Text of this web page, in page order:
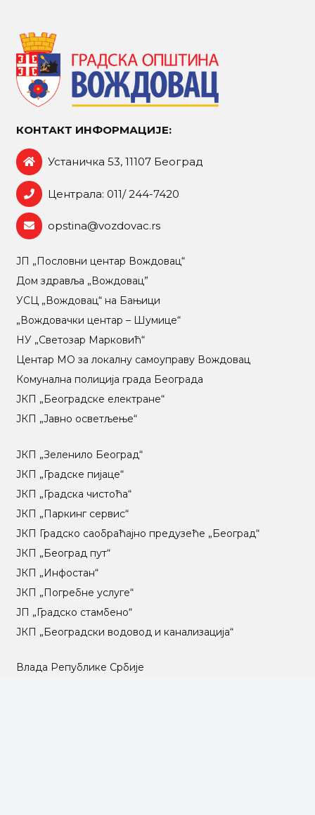
КОНТАКТ ИНФОРМАЦИЈЕ:
Устаничка 53, 11107 Београд
Централа: 011/ 244-7420
opstina@vozdovac.rs
ЈП „Пословни центар Вождовац“
Дом здравља „Вождовац”
УСЦ „Вождовац“ на Бањици
„Вождовачки центар – Шумице“
НУ „Светозар Марковић“
Центар МO за локалну самоуправу Вождовац
Комунална полиција града Београда
ЈКП „Београдске електране“
ЈКП „Јавно осветљење“
ЈКП „Зеленило Београд“
ЈКП „Градске пијаце“
ЈКП „Градска чистоћа“
ЈКП „Паркинг сервис“
ЈКП Градско саобраћајно предузеће „Београд“
ЈКП „Београд пут“
ЈКП „Инфостан“
ЈКП „Погребне услуге“
ЈП „Градско стамбено“
ЈКП „Београдски водовод и канализација“
Влада Републике Србије